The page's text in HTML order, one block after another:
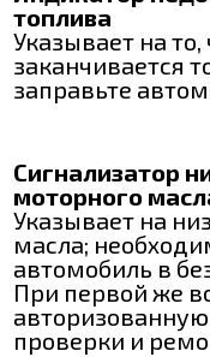
топлива
Указывает на
заканчивается
заправьте
Сигнализатор
моторного
Указывает на
масла;
автомобиль в
При первой же
проверки и